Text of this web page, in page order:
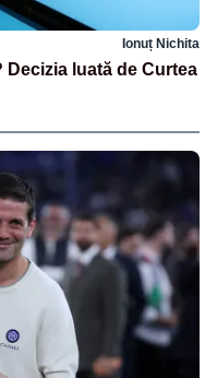
Ionuț Nichita
Decizia luată de Curtea